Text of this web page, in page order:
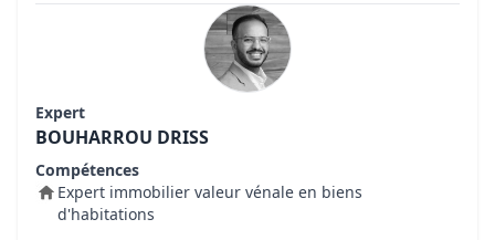
Expert
BOUHARROU DRISS
Compétences
Expert immobilier valeur vénale en biens
d'habitations